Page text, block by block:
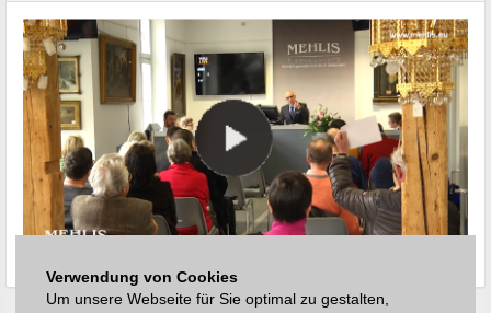
Verwendung von Cookies
Um unsere Webseite für Sie optimal zu gestalten,